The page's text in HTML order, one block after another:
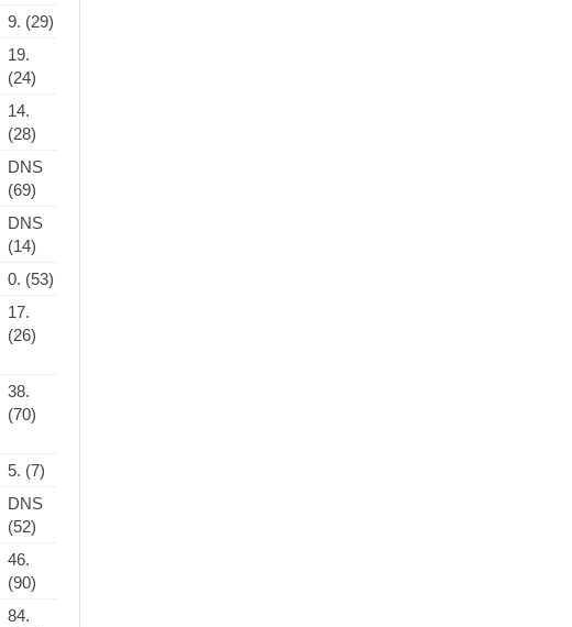
9. (29)
19.
(24)
14.
(28)
DNS
(69)
DNS
(14)
0. (53)
17.
(26)
38.
(70)
5. (7)
DNS
(52)
46.
(90)
84.